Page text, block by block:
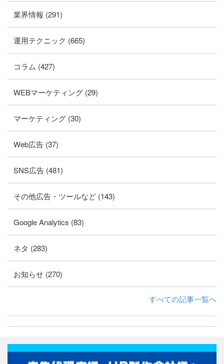
業界情報 (291)
運用テクニック (665)
コラム (427)
WEBマーケティング (29)
マーケティング (30)
Web広告 (37)
SNS広告 (481)
その他広告・ツールなど (143)
Google Analytics (83)
ネタ (283)
お知らせ (270)
すべての記事一覧へ